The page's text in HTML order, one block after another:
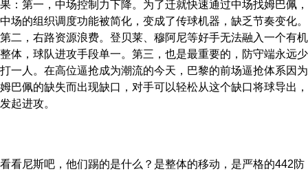
果：第一，中场控制力下降。为了迁就快速通过中场找姆巴佩，
中场的组织调度功能被简化，变成了传球机器，缺乏节奏变化。
第二，右路资源浪费。登贝莱、穆阿尼等好手无法融入一个有机
整体，球队进攻手段单一。第三，也是最重要的，防守端永远少
打一人。在高位逼抢成为潮流的今天，巴黎的前场逼抢体系因为
姆巴佩的缺失而出现缺口，对手可以轻松从这个缺口将球导出，
发起进攻。
看看尼斯吧，他们踢的是什么？是整体的移动，是严格的442防